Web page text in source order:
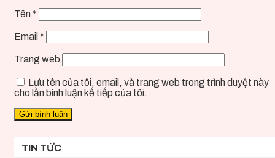
Tên *
Email *
Trang web
Lưu tên của tôi, email, và trang web trong trình duyệt này
cho lần bình luận kế tiếp của tôi.
TIN TỨC